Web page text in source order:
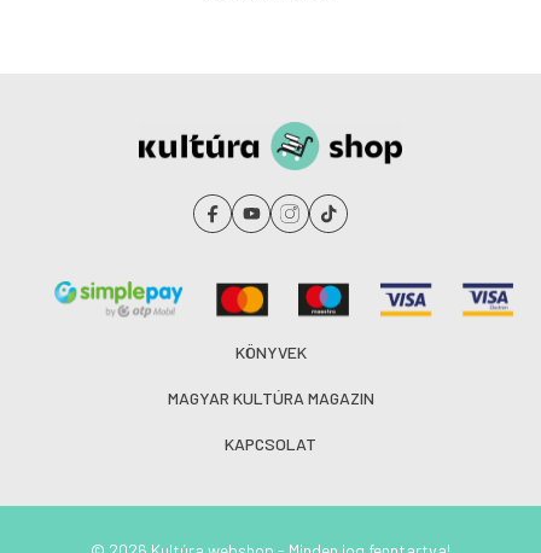
KÖNYVEK
MAGYAR KULTÚRA MAGAZIN
KAPCSOLAT